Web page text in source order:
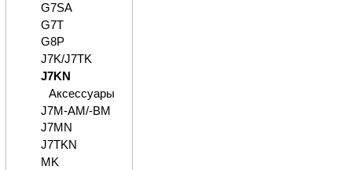
G7SA
G7T
G8P
J7K/J7TK
J7KN
Аксессуары
J7M-AM/-BM
J7MN
J7TKN
MK